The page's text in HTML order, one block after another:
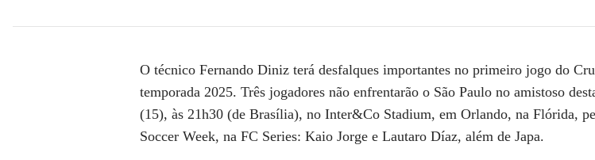
O técnico Fernando Diniz terá desfalques importantes no primeiro jogo do
temporada 2025. Três jogadores não enfrentarão o São Paulo no amistoso
(15), às 21h30 (de Brasília), no Inter&Co Stadium, em Orlando, na Flórida,
Soccer Week, na FC Series: Kaio Jorge e Lautaro Díaz, além de Japa.